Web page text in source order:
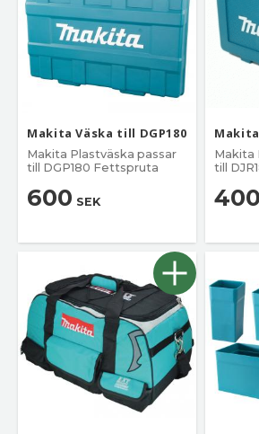
Makita Väska till DGP180
Makita Plastväska passar
till DGP180 Fettspruta
600 SEK
Makita
Makita
till
400